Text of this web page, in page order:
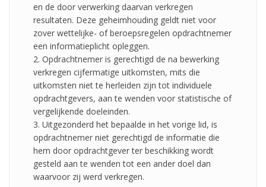
en de door verwerking daarvan verkregen
resultaten. Deze geheimhouding geldt niet voor
zover wettelijke- of beroepsregelen opdrachtnemer
een informatieplicht opleggen.
2. Opdrachtnemer is gerechtigd de na bewerking
verkregen cijfermatige uitkomsten, mits die
uitkomsten niet te herleiden zijn tot individuele
opdrachtgevers, aan te wenden voor statistische of
vergelijkende doeleinden.
3. Uitgezonderd het bepaalde in het vorige lid, is
opdrachtnemer niet gerechtigd de informatie die
hem door opdrachtgever ter beschikking wordt
gesteld aan te wenden tot een ander doel dan
waarvoor zij werd verkregen.